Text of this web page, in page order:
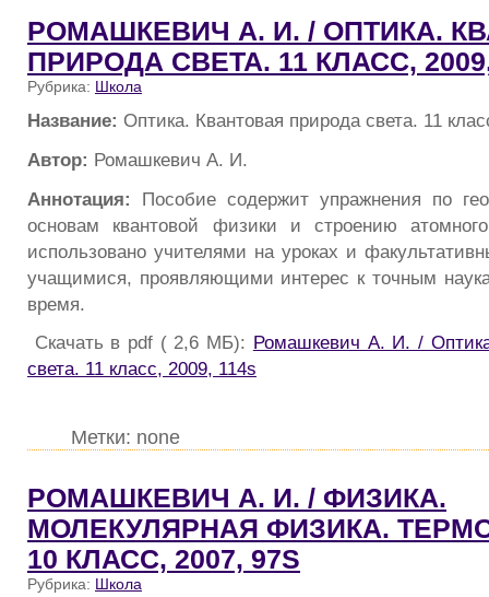
РОМАШКЕВИЧ А. И. / ОПТИКА.
ПРИРОДА СВЕТА. 11 КЛАСС,
Рубрика: Школа
Название: Оптика. Квантовая природа света. 11
Автор: Ромашкевич А. И.
Аннотация: Пособие содержит упражнения по
основам квантовой физики и строению
использовано учителями на уроках и
учащимися, проявляющими интерес к точным
время.
Скачать в pdf ( 2,6 МБ): Ромашкевич А. И. /
света. 11 класс, 2009, 114s
Метки: none
РОМАШКЕВИЧ А. И. / ФИЗИКА.
МОЛЕКУЛЯРНАЯ ФИЗИКА.
10 КЛАСС, 2007, 97S
Рубрика: Школа